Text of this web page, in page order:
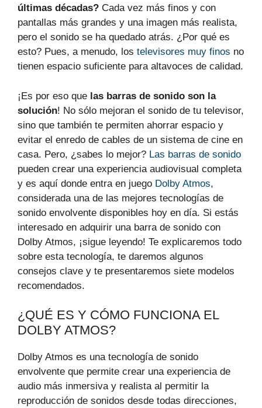
últimas décadas? Cada vez más finos y con
pantallas más grandes y una imagen más realista,
pero el sonido se ha quedado atrás. ¿Por qué es
esto? Pues, a menudo, los televisores muy finos no
tienen espacio suficiente para altavoces de calidad.
¡Es por eso que las barras de sonido son la
solución! No sólo mejoran el sonido de tu televisor,
sino que también te permiten ahorrar espacio y
evitar el enredo de cables de un sistema de cine en
casa. Pero, ¿sabes lo mejor? Las barras de sonido
pueden crear una experiencia audiovisual completa
y es aquí donde entra en juego Dolby Atmos,
considerada una de las mejores tecnologías de
sonido envolvente disponibles hoy en día. Si estás
interesado en adquirir una barra de sonido con
Dolby Atmos, ¡sigue leyendo! Te explicaremos todo
sobre esta tecnología, te daremos algunos
consejos clave y te presentaremos siete modelos
recomendados.
¿QUÉ ES Y CÓMO FUNCIONA EL
DOLBY ATMOS?
Dolby Atmos es una tecnología de sonido
envolvente que permite crear una experiencia de
audio más inmersiva y realista al permitir la
reproducción de sonidos desde todas direcciones,